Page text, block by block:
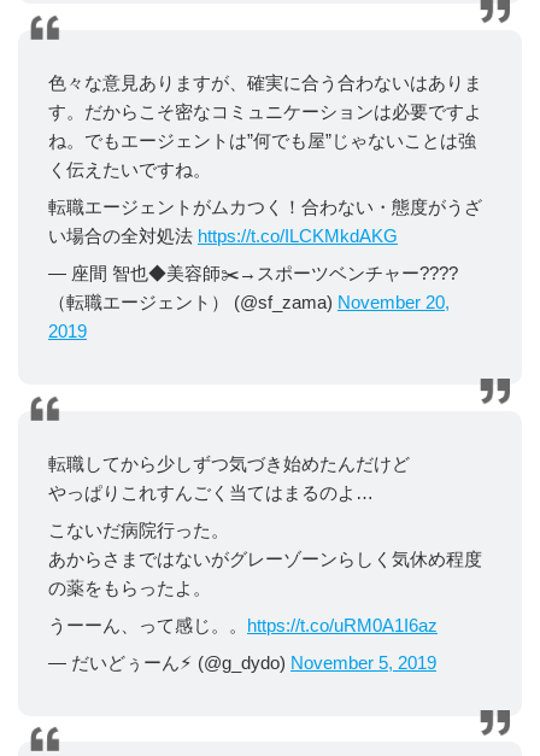
色々な意見ありますが、確実に合う合わないはありま
す。だからこそ密なコミュニケーションは必要ですよ
ね。でもエージェントは”何でも屋”じゃないことは強
く伝えたいですね。
転職エージェントがムカつく！合わない・態度がうざ
い場合の全対処法 https://t.co/ILCKMkdAKG
— 座間 智也◆美容師✂️→スポーツベンチャー????
（転職エージェント） (@sf_zama) November 20,
2019
転職してから少しずつ気づき始めたんだけど
やっぱりこれすんごく当てはまるのよ…
こないだ病院行った。
あからさまではないがグレーゾーンらしく気休め程度
の薬をもらったよ。
うーーん、って感じ。。 https://t.co/uRM0A1I6az
— だいどぅーん⚡︎ (@g_dydo) November 5, 2019